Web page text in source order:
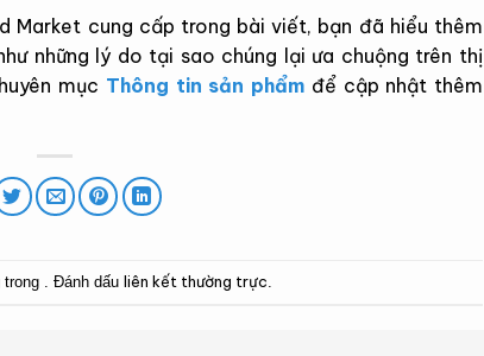
Market cung cấp trong bài viết, bạn đã hiểu thêm
những lý do tại sao chúng lại ưa chuộng trên thị
mục Thông tin sản phẩm để cập nhật thêm
. Đánh dấu liên kết thường trực